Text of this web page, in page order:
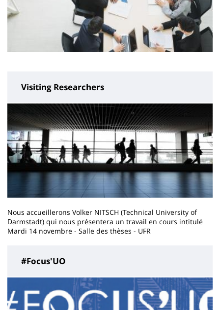
Visiting Researchers
Nous accueillerons Volker NITSCH (Technical University of
Darmstadt) qui nous présentera un travail en cours intitulé
Mardi 14 novembre - Salle des thèses - UFR
#Focus'UO